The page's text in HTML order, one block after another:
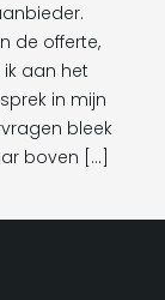
de offerte,
ik aan het
in mijn
bleek
boven […]